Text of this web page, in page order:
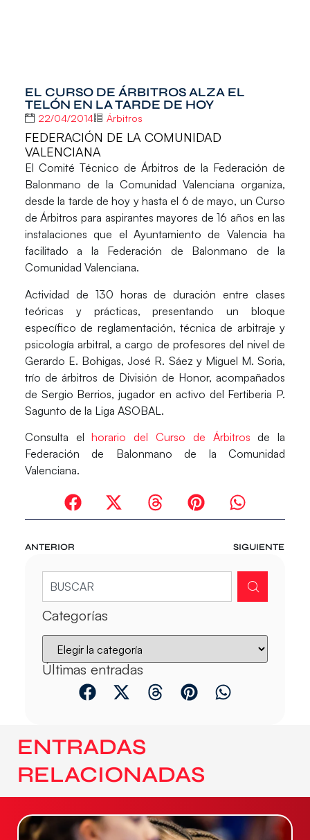
EL CURSO DE ÁRBITROS ALZA EL
TELÓN EN LA TARDE DE HOY
22/04/2014 Árbitros
FEDERACIÓN DE LA COMUNIDAD
VALENCIANA
El Comité Técnico de Árbitros de la Federación de
Balonmano de la Comunidad Valenciana organiza,
desde la tarde de hoy y hasta el 6 de mayo, un Curso
de Árbitros para aspirantes mayores de 16 años en las
instalaciones que el Ayuntamiento de Valencia ha
facilitado a la Federación de Balonmano de la
Comunidad Valenciana.
Actividad de 130 horas de duración entre clases
teóricas y prácticas, presentando un bloque
específico de reglamentación, técnica de arbitraje y
psicología arbitral, a cargo de profesores del nivel de
Gerardo E. Bohigas,José R. Sáez y Miguel M. Soria,
trío de árbitros de División de Honor, acompañados
de Sergio Berrios, jugador en activo del Fertiberia P.
Sagunto de la Liga ASOBAL.
Consulta elhorario del Curso de Árbitros de la
Federación de Balonmano de la Comunidad
Valenciana.
ANTERIOR SIGUIENTE
Categorías
Últimas entradas
ENTRADAS
RELACIONADAS